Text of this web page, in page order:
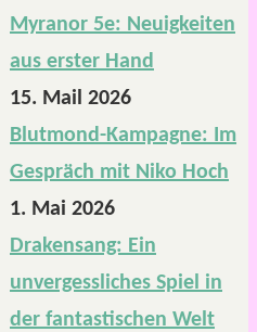
Myranor 5e: Neuigkeiten
aus erster Hand
15. Mail 2026
Blutmond-Kampagne: Im
Gespräch mit Niko Hoch
1. Mai 2026
Drakensang: Ein
unvergessliches Spiel in
der fantastischen Welt